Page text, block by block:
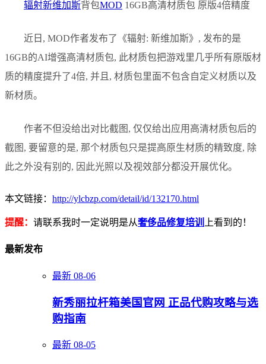
辐射新维加斯背包MOD 16GB高清材质包 原版4倍精度
近日, MOD作者发布了《辐射: 新维加斯》, 发布的是
16GB的AI增强高清材质包, 此材质包把游戏里几乎所有原版材
质的精度提升了4倍, 并且, 材质包里面不包含自定义材质以及
新材质。
作者不但没给出对比截图, 仅仅给出应用高清材质包后的
截图, 要留意的是, 那个材质包只是提高原生材质的精致度, 除
此之外没有别的, 因此光照以及视效部分都没开展优化。
本文链接： http://ylcbzp.com/detail/id/132170.html
提醒： 请联系我时一定说明是从奢侈品修复培训 上看到的！
最新发布
最新 08-06
新秀丽拉杆箱美国官网 正品代购攻略与选
购指南
最新 08-05